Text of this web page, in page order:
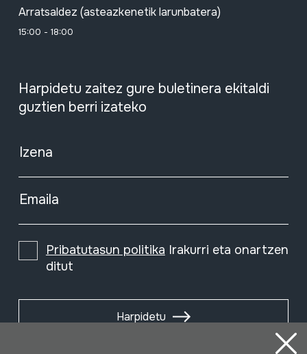
Arratsaldez (asteazkenetik larunbatera)
15:00 - 18:00
Harpidetu zaitez gure buletinera ekitaldi
guztien berri izateko
Izena
Emaila
Pribatutasun politika Irakurri eta onartzen
ditut
Harpidetu